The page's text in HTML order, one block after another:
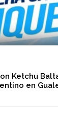
Ketchu
en